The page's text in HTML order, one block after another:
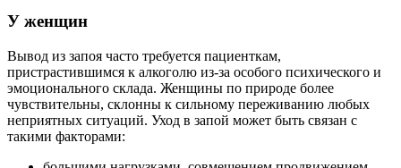
У женщин
Вывод из запоя часто требуется пациенткам,
пристрастившимся к алкоголю из-за особого психического и
эмоционального склада. Женщины по природе более
чувствительны, склонны к сильному переживанию любых
неприятных ситуаций. Уход в запой может быть связан с
такими факторами: